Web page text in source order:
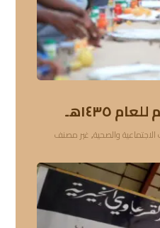
١٤٣٥هـ
والصحية,غير مصنف